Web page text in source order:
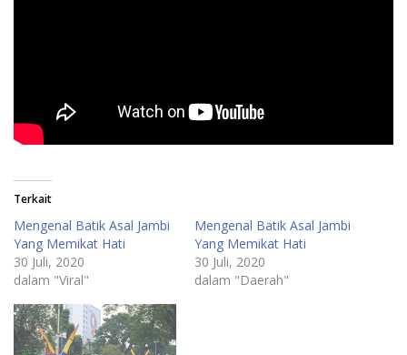
Terkait
Mengenal Batik Asal Jambi
Yang Memikat Hati
30 Juli, 2020
dalam "Viral"
Mengenal Batik Asal Jambi
Yang Memikat Hati
30 Juli, 2020
dalam "Daerah"